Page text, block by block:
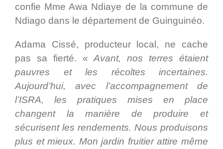
confie Mme Awa Ndiaye de la commune de
Ndiago dans le département de Guinguinéo.
Adama Cissé, producteur local, ne cache
pas sa fierté. «Avant, nos terres étaient
pauvres et les récoltes incertaines.
Aujourd’hui, avec l’accompagnement de
l’ISRA, les pratiques mises en place
changent la manière de produire et
sécurisent les rendements. Nous produisons
plus et mieux. Mon jardin fruitier attire même